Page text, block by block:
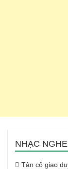
NHẠC
Tân cổ giao